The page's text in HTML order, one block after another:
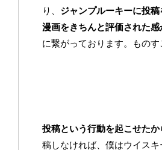
り、 ジャンプルーキーに投
漫画をきちんと評価された
に繋がっております。もの
投稿という行動を起こせた
稿しなければ、僕はウイス